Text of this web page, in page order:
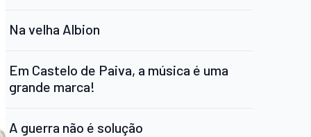
Na velha Albion
Em Castelo de Paiva, a música é uma
grande marca!
A guerra não é solução